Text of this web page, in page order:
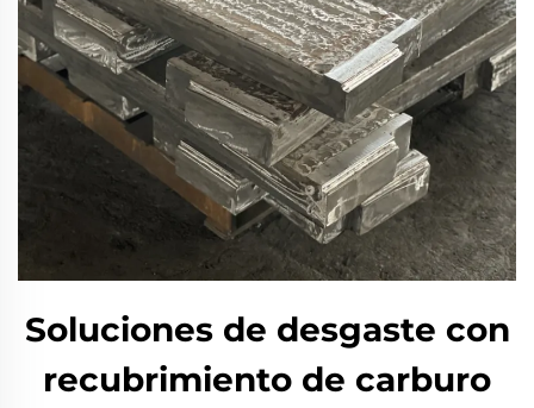
Soluciones de desgaste con
recubrimiento de carburo